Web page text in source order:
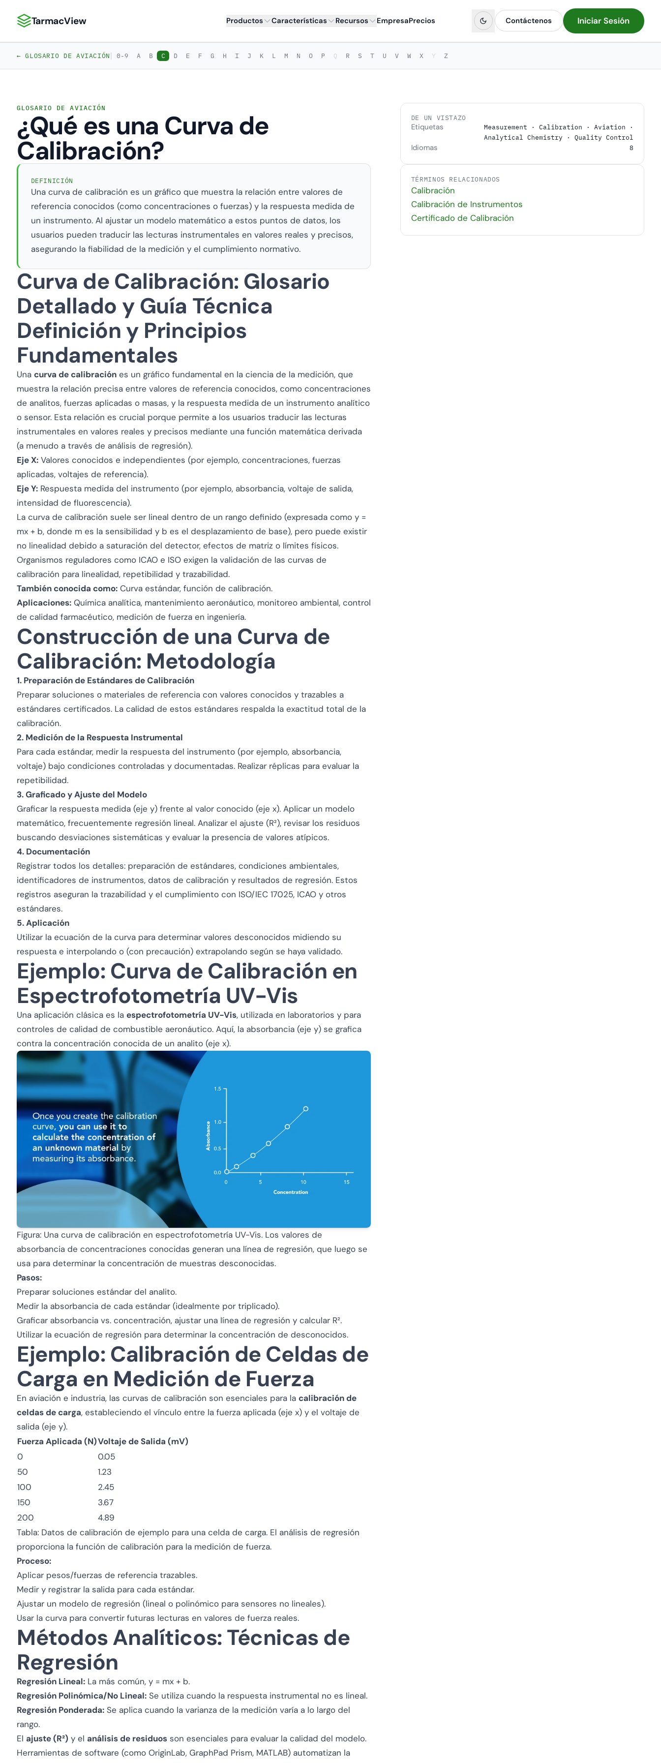
TarmacView: Análisis de Aviación de Precisión
TarmacView Productos Características Recursos EmpresaPrecios Contáctenos Iniciar Sesión
← GLOSARIO DE AVIACIÓN| 0-9 A B C D E F G H I J K L M N O P Q R S T U V W X Y Z
GLOSARIO DE AVIACIÓN
¿Qué es una Curva de
Calibración?
DEFINICIÓN
Una curva de calibración es un gráfico que muestra la relación entre valores de
referencia conocidos (como concentraciones o fuerzas) y la respuesta medida de
un instrumento. Al ajustar un modelo matemático a estos puntos de datos, los
usuarios pueden traducir las lecturas instrumentales en valores reales y precisos,
asegurando la fiabilidad de la medición y el cumplimiento normativo.
Curva de Calibración: Glosario
Detallado y Guía Técnica
Definición y Principios
Fundamentales
Una curva de calibración es un gráfico fundamental en la ciencia de la medición, que
muestra la relación precisa entre valores de referencia conocidos, como concentraciones
de analitos, fuerzas aplicadas o masas, y la respuesta medida de un instrumento analítico
o sensor. Esta relación es crucial porque permite a los usuarios traducir las lecturas
instrumentales en valores reales y precisos mediante una función matemática derivada
(a menudo a través de análisis de regresión).
Eje X: Valores conocidos e independientes (por ejemplo, concentraciones, fuerzas
aplicadas, voltajes de referencia).
Eje Y: Respuesta medida del instrumento (por ejemplo, absorbancia, voltaje de salida,
intensidad de fluorescencia).
La curva de calibración suele ser lineal dentro de un rango definido (expresada como y =
mx + b, donde m es la sensibilidad y b es el desplazamiento de base), pero puede existir
no linealidad debido a saturación del detector, efectos de matriz o límites físicos.
Organismos reguladores como ICAO e ISO exigen la validación de las curvas de
calibración para linealidad, repetibilidad y trazabilidad.
También conocida como: Curva estándar, función de calibración.
Aplicaciones: Química analítica, mantenimiento aeronáutico, monitoreo ambiental, control
de calidad farmacéutico, medición de fuerza en ingeniería.
Construcción de una Curva de
Calibración: Metodología
1. Preparación de Estándares de Calibración
Preparar soluciones o materiales de referencia con valores conocidos y trazables a
estándares certificados. La calidad de estos estándares respalda la exactitud total de la
calibración.
2. Medición de la Respuesta Instrumental
Para cada estándar, medir la respuesta del instrumento (por ejemplo, absorbancia,
voltaje) bajo condiciones controladas y documentadas. Realizar réplicas para evaluar la
repetibilidad.
3. Graficado y Ajuste del Modelo
Graficar la respuesta medida (eje y) frente al valor conocido (eje x). Aplicar un modelo
matemático, frecuentemente regresión lineal. Analizar el ajuste (R²), revisar los residuos
buscando desviaciones sistemáticas y evaluar la presencia de valores atípicos.
4. Documentación
Registrar todos los detalles: preparación de estándares, condiciones ambientales,
identificadores de instrumentos, datos de calibración y resultados de regresión. Estos
registros aseguran la trazabilidad y el cumplimiento con ISO/IEC 17025, ICAO y otros
estándares.
5. Aplicación
Utilizar la ecuación de la curva para determinar valores desconocidos midiendo su
respuesta e interpolando o (con precaución) extrapolando según se haya validado.
Ejemplo: Curva de Calibración en
Espectrofotometría UV-Vis
Una aplicación clásica es la espectrofotometría UV-Vis, utilizada en laboratorios y para
controles de calidad de combustible aeronáutico. Aquí, la absorbancia (eje y) se grafica
contra la concentración conocida de un analito (eje x).
Figura: Una curva de calibración en espectrofotometría UV-Vis. Los valores de
absorbancia de concentraciones conocidas generan una línea de regresión, que luego se
usa para determinar la concentración de muestras desconocidas.
Pasos:
Preparar soluciones estándar del analito.
Medir la absorbancia de cada estándar (idealmente por triplicado).
Graficar absorbancia vs. concentración, ajustar una línea de regresión y calcular R².
Utilizar la ecuación de regresión para determinar la concentración de desconocidos.
Ejemplo: Calibración de Celdas de
Carga en Medición de Fuerza
En aviación e industria, las curvas de calibración son esenciales para la calibración de
celdas de carga, estableciendo el vínculo entre la fuerza aplicada (eje x) y el voltaje de
salida (eje y).
Fuerza Aplicada (N)Voltaje de Salida (mV)
0
0.05
50
1.23
100
2.45
150
3.67
200
4.89
Tabla: Datos de calibración de ejemplo para una celda de carga. El análisis de regresión
proporciona la función de calibración para la medición de fuerza.
Proceso:
Aplicar pesos/fuerzas de referencia trazables.
Medir y registrar la salida para cada estándar.
Ajustar un modelo de regresión (lineal o polinómico para sensores no lineales).
Usar la curva para convertir futuras lecturas en valores de fuerza reales.
Métodos Analíticos: Técnicas de
Regresión
Regresión Lineal: La más común, y = mx + b.
Regresión Polinómica/No Lineal: Se utiliza cuando la respuesta instrumental no es lineal.
Regresión Ponderada: Se aplica cuando la varianza de la medición varía a lo largo del
rango.
El ajuste (R²) y el análisis de residuos son esenciales para evaluar la calidad del modelo.
Herramientas de software (como OriginLab, GraphPad Prism, MATLAB) automatizan la
DE UN VISTAZO
Etiquetas
Measurement · Calibration · Aviation ·
Analytical Chemistry · Quality Control
Idiomas 8
TÉRMINOS RELACIONADOS
Calibración
Calibración de Instrumentos
Certificado de Calibración